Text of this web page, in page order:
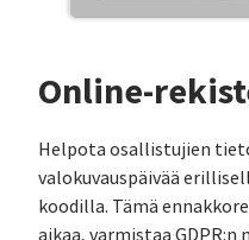
Online-
Helpota osallistujien
valokuvauspäivää
koodilla. Tämä
aikaa, varmistaa